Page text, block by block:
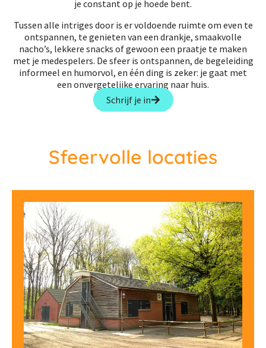
je constant op je hoede bent.
Tussen alle intriges door is er voldoende ruimte om even te
ontspannen, te genieten van een drankje, smaakvolle
nacho’s, lekkere snacks of gewoon een praatje te maken
met je medespelers. De sfeer is ontspannen, de begeleiding
informeel en humorvol, en één ding is zeker: je gaat met
een onvergetelijke ervaring naar huis.
Schrijf je in
Sfeervolle locaties